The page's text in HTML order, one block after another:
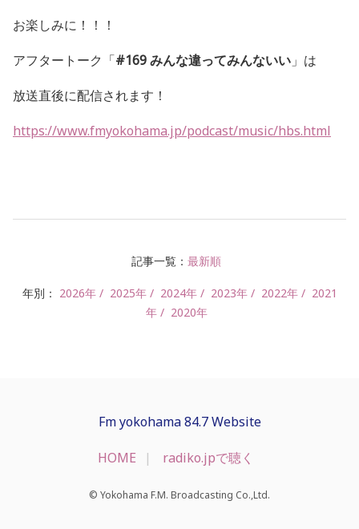
お楽しみに！！！
アフタートーク「#169みんな違ってみんないい 」は
放送直後に配信されます！
https://www.fmyokohama.jp/podcast/music/hbs.html
記事一覧： 最新順
年別： 2026年 2025年 2024年 2023年 2022年
2021
年
2020年
Fm yokohama 84.7 Website
HOME radiko.jpで聴く
© Yokohama F.M. Broadcasting Co.,Ltd.